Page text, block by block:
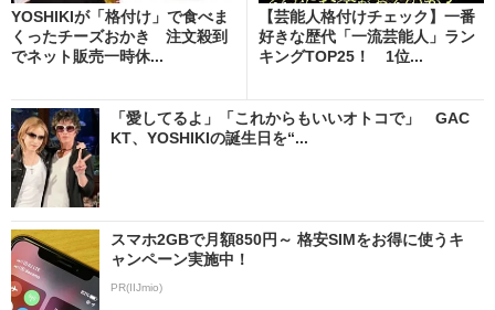
YOSHIKIが「格付け」で食べま
くったチーズおかき 注文殺到
でネット販売一時休...
【芸能人格付けチェック】一番
好きな歴代「一流芸能人」ラン
キングTOP25！ 1位...
「愛してるよ」「これからもいいオトコで」 GAC
KT、YOSHIKIの誕生日を“...
スマホ2GBで月額850円～ 格安SIMをお得に使うキ
ャンペーン実施中！
PR(IIJmio)